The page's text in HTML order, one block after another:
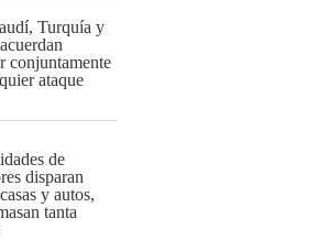
Turquía y
conjuntamente
ataque
de
disparan
y autos,
tanta